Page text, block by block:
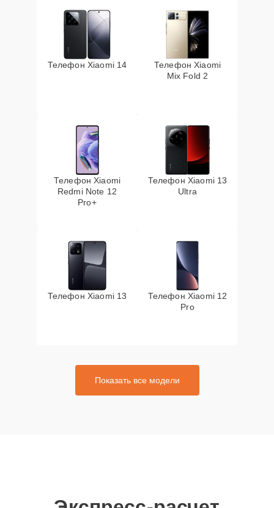
Телефон Xiaomi 14
Телефон Xiaomi
Mix Fold 2
Телефон Xiaomi
Redmi Note 12
Pro+
Телефон Xiaomi 13
Ultra
Телефон Xiaomi 13
Телефон Xiaomi 12
Pro
Показать все модели